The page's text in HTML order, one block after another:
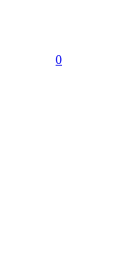
0